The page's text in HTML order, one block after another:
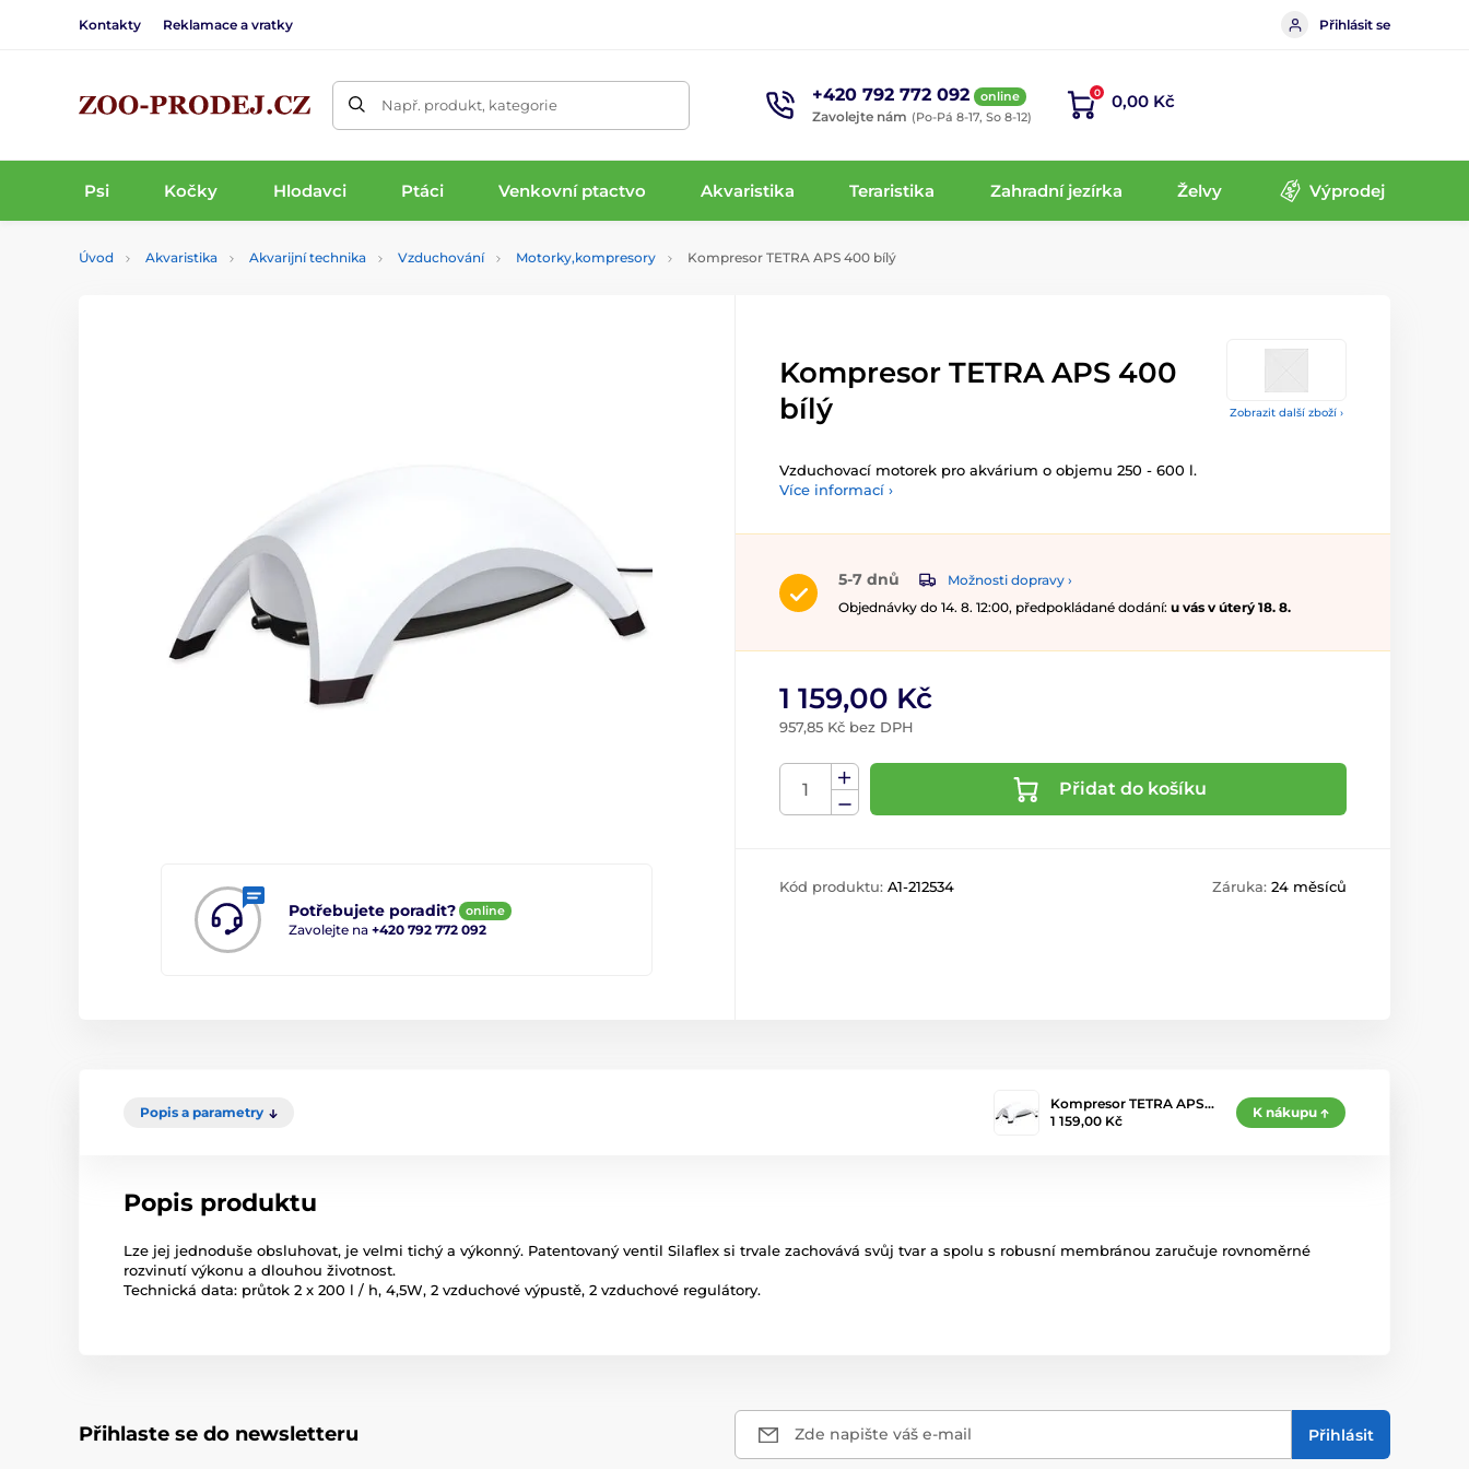
Kontakty Reklamace a vratky Přihlásit se
Např. produkt, kategorie +420 792 772 092 online
Zavolejte nám (Po-Pá 8-17, So 8-12)
0 0,00 Kč
Psi Kočky Hlodavci Ptáci Venkovní ptactvo Akvaristika Teraristika Zahradní jezírka Želvy Výprodej
Úvod Akvaristika Akvarijní technika Vzduchování Motorky,kompresory Kompresor TETRA APS 400 bílý
Zobrazit další zboží ›
Potřebujete poradit? online
Zavolejte na +420 792 772 092
Kompresor TETRA APS 400
bílý
Vzduchovací motorek pro akvárium o objemu 250 - 600 l.
Více informací ›
5-7 dnů
Možnosti dopravy ›
Objednávky do 14. 8. 12:00, předpokládané dodání: u vás v úterý 18. 8.
1 159,00 Kč
957,85 Kč bez DPH
Přidat do košíku
Kód produktu: A1-212534 Záruka: 24 měsíců
Popis a parametry
Kompresor TETRA APS…
1 159,00 Kč
K nákupu
Popis produktu
Lze jej jednoduše obsluhovat, je velmi tichý a výkonný. Patentovaný ventil Silaflex si trvale zachovává svůj tvar a spolu s robusní membránou zaručuje rovnoměrné
rozvinutí výkonu a dlouhou životnost.
Technická data: průtok 2 x 200 l / h, 4,5W, 2 vzduchové výpustě, 2 vzduchové regulátory.
Přihlaste se do newsletteru Zde napište váš e-mail Přihlásit